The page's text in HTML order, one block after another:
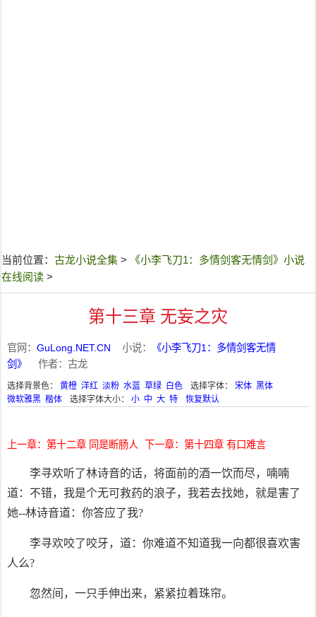
当前位置： 古龙小说全集 >
《小李飞刀1：多情剑客无情剑》小说
在线阅读 >
第十三章 无妄之灾
官网： GuLong.NET.CN 小说：
《小李飞刀1：多情剑客无情
剑》
作者：古龙
选择背景色： 黄橙 洋红 淡粉 水蓝 草绿 白色 选择字体： 宋体 黑体
微软雅黑 楷体 选择字体大小： 小 中 大 特 恢复默认
上一章：第十二章 同是断肠人 下一章：第十四章 有口难言
李寻欢听了林诗音的话，将面前的酒一饮而尽，喃喃
道：不错，我是个无可救药的浪子，我若去找她，就是害了
她--林诗音道：你答应了我?
李寻欢咬了咬牙，道：你难道不知道我一向都很喜欢害
人么?
忽然间，一只手伸出来，紧紧拉着珠帘。